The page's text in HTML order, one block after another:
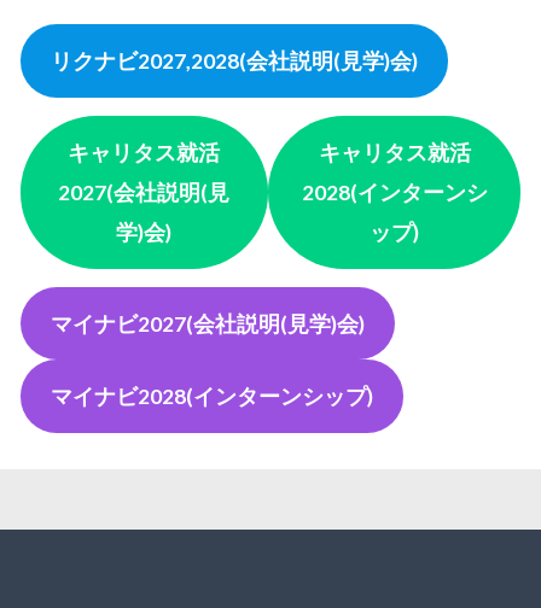
リクナビ2027,2028(会社説明(見学)会)
キャリタス就活
2027(会社説明(見
学)会)
キャリタス就活
2028(インターンシ
ップ)
マイナビ2027(会社説明(見学)会)
マイナビ2028(インターンシップ)